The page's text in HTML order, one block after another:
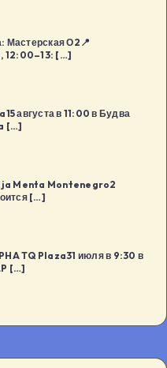
Мастерская О2📍
12:00–13: […]
августа в 11:00 в Будва
[…]
Menta Montenegro2
[…]
TQ Plaza31 июля в 9:30 в
[…]